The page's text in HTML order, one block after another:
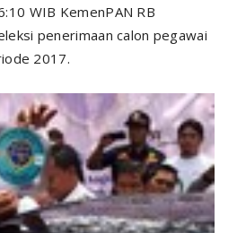
WIB KemenPAN RB
penerimaan calon pegawai
2017.